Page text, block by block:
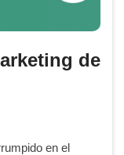
de
en el